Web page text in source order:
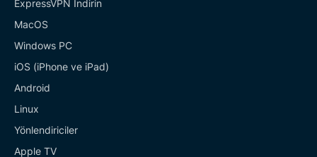
ExpressVPN İndirin
MacOS
Windows PC
iOS (iPhone ve iPad)
Android
Linux
Yönlendiriciler
Apple TV